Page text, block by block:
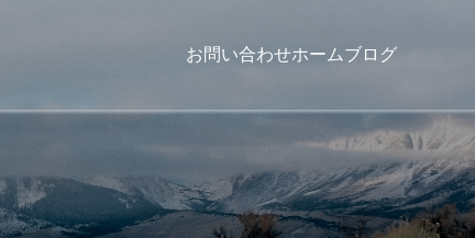
お問い合わせホームブログ